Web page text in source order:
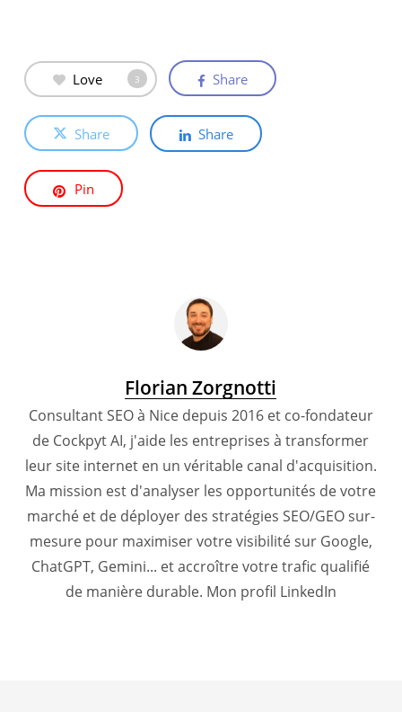
Love 3 Share
Share Share
Pin
Florian Zorgnotti
Consultant SEO à Nice depuis 2016 et co-fondateur
de Cockpyt AI, j'aide les entreprises à transformer
leur site internet en un véritable canal d'acquisition.
Ma mission est d'analyser les opportunités de votre
marché et de déployer des stratégies SEO/GEO sur-
mesure pour maximiser votre visibilité sur Google,
ChatGPT, Gemini... et accroître votre trafic qualifié
de manière durable. Mon profil LinkedIn